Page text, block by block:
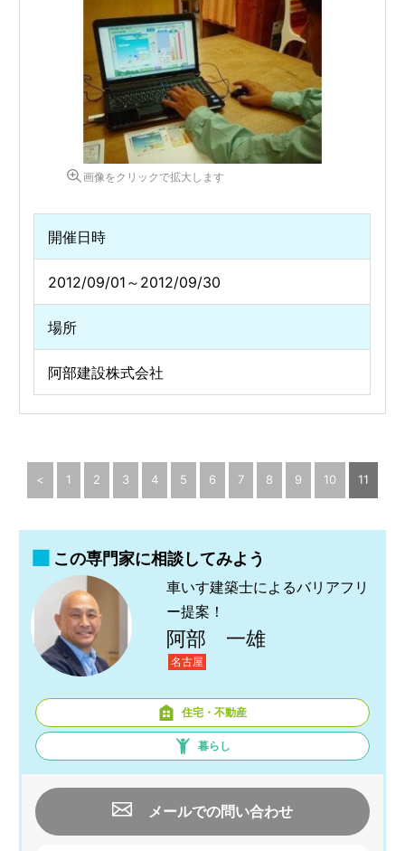
画像をクリックで拡大します
開催日時
2012/09/01～2012/09/30
場所
阿部建設株式会社
< 1 2 3 4 5 6 7 8 9 10 11
この専門家に相談してみよう
車いす建築士によるバリアフリ
ー提案！
阿部 一雄
名古屋
住宅・不動産
暮らし
メールでの問い合わせ